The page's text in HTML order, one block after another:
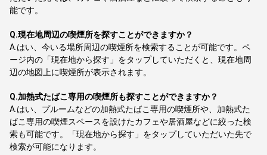
能です。
Q.現在地周辺の喫煙所を探すことができますか？
A. はい、今いる場所周辺の喫煙所を検索することが可能です。ペ
ージ内の「現在地から探す」をタップしていただくと、現在地周
辺の地図上に喫煙所が表示されます。
Q.加熱式たばこ専用の喫煙所も探すことができますか？
A. はい、プルームなどの加熱式たばこ専用の喫煙所や、加熱式た
ばこ専用の喫煙スペースを設けたカフェや居酒屋などに絞った検
索も可能です。「現在地から探す」をタップしていただいた先で
検索が可能になります。